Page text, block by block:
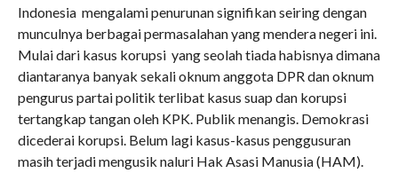
Indonesia mengalami penurunan signifikan seiring dengan
munculnya berbagai permasalahan yang mendera negeri ini.
Mulai dari kasus korupsi yang seolah tiada habisnya dimana
diantaranya banyak sekali oknum anggota DPR dan oknum
pengurus partai politik terlibat kasus suap dan korupsi
tertangkap tangan oleh KPK. Publik menangis. Demokrasi
dicederai korupsi. Belum lagi kasus-kasus penggusuran
masih terjadi mengusik naluri Hak Asasi Manusia (HAM).